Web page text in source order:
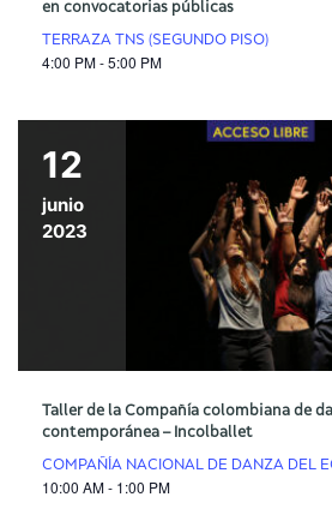
en convocatorias públicas
TERRAZA TNS (SEGUNDO PISO)
4:00 PM - 5:00 PM
12
junio
2023
Taller de la Compañía colombiana de
contemporánea – Incolballet
COMPAÑÍA NACIONAL DE DANZA DEL
10:00 AM - 1:00 PM